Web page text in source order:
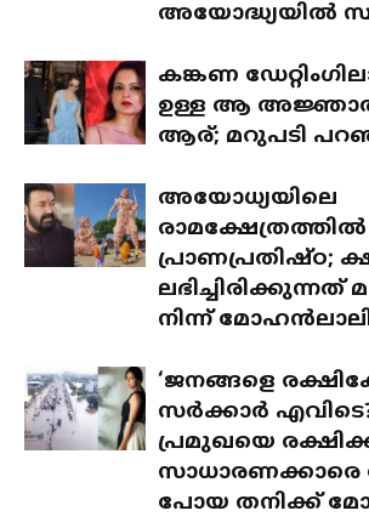
അയോദ്ധ്യയില്‍
കങ്കണ
ഉള്ള ആ
ആര്; മറുപടി
അയോധ്യയിലെ
രാമക്ഷേത്രത്തിൽ
പ്രാണപ്രതിഷ്ഠ;
നിന്ന്
‘ജനങ്ങളെ
സർക്കാർ
പ്രമുഖയെ
സാധാരണക്കാരെ
പോയ തനിക്ക്